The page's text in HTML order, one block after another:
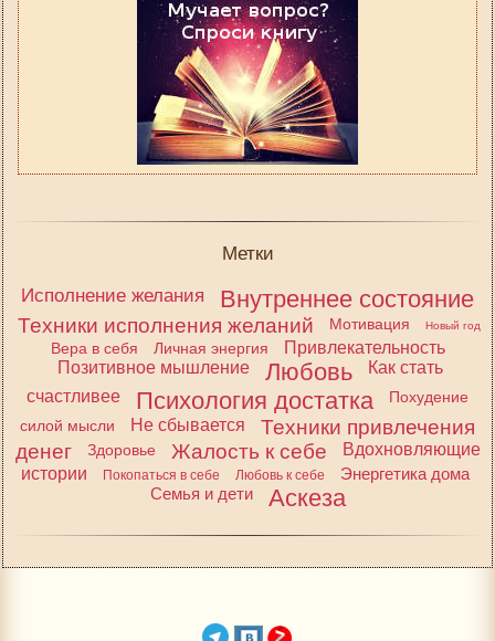
Метки
Исполнение желания
Внутреннее состояние
Техники исполнения желаний Мотивация Новый год
Вера в себя Личная энергия
Привлекательность
Позитивное мышление
Любовь
Как стать
счастливее
Психология достатка
Похудение
силой мысли
Не сбывается
Техники привлечения
денег
Здоровье Жалость к себе
Вдохновляющие
истории
Покопаться в себе Любовь к себе
Энергетика дома
Семья и дети
Аскеза